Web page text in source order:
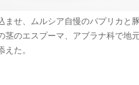
ませ、ムルシア自慢のパプリカと
茎のエスプーマ、アブラナ科で地
えた。